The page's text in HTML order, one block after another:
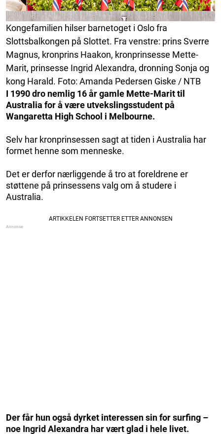
Kongefamilien hilser barnetoget i Oslo fra
Slottsbalkongen på Slottet. Fra venstre: prins Sverre
Magnus, kronprins Haakon, kronprinsesse Mette-
Marit, prinsesse Ingrid Alexandra, dronning Sonja og
kong Harald. Foto: Amanda Pedersen Giske / NTB
I 1990 dro nemlig 16 år gamle Mette-Marit til
Australia for å være utvekslingsstudent på
Wangaretta High School i Melbourne.
Selv har kronprinsessen sagt at tiden i Australia har
formet henne som menneske.
Det er derfor nærliggende å tro at foreldrene er
støttene på prinsessens valg om å studere i
Australia.
Der får hun også dyrket interessen sin for surfing –
noe Ingrid Alexandra har vært glad i hele livet.